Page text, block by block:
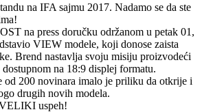
na IFA sajmu 2017. Nadamo se da ste
na press doručku održanom u petak 01,
VIEW modele, koji donose zaista
Brend nastavlja svoju misiju proizvodeći
na 18:9 displej formatu.
od 200 novinara imalo je priliku da otkrije i
drugih novih modela.
uspeh!